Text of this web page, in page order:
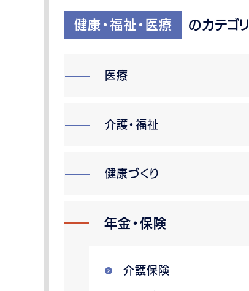
健康・福祉・医療 のカテゴリ
医療
介護・福祉
健康づくり
年金・保険
介護保険